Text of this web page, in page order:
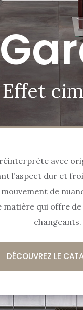
Effet
avec
l’aspect dur et
de
matière qui offre
changeants.
DÉCOUVREZ LE